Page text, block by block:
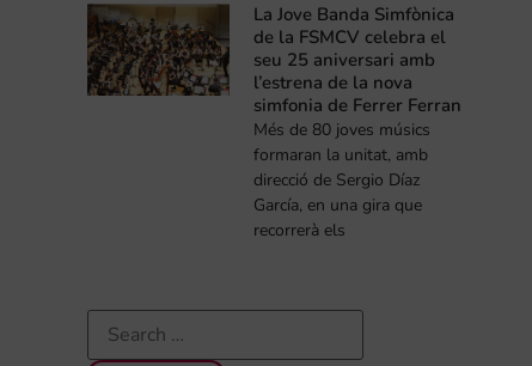
La Jove Banda Simfònica
de la FSMCV celebra el
seu 25 aniversari amb
l’estrena de la nova
simfonia de Ferrer Ferran
Més de 80 joves músics
formaran la unitat, amb
direcció de Sergio Díaz
García, en una gira que
recorrerà els